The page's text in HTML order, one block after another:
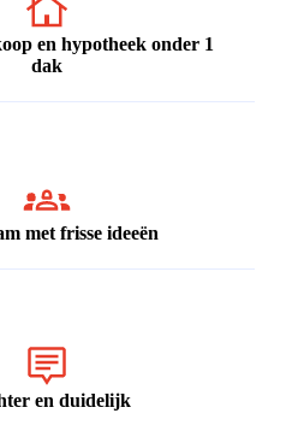
en hypotheek onder 1
dak
met frisse ideeën
en duidelijk